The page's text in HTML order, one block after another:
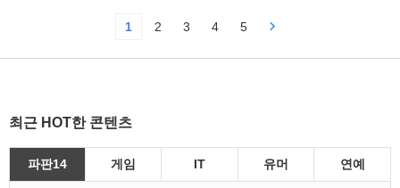
1 2 3 4 5
최근 HOT한 콘텐츠
파판14 게임 IT 유머 연예